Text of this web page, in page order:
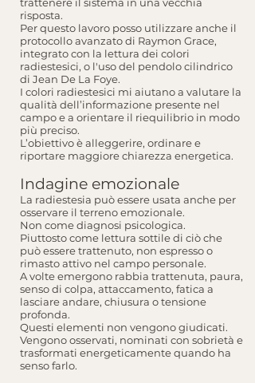
risposta.
Per questo lavoro posso utilizzare anche il
protocollo avanzato di Raymon Grace,
integrato con la lettura dei colori
radiestesici, o l'uso del pendolo cilindrico
di Jean De La Foye.
I colori radiestesici mi aiutano a valutare la
qualità dell’informazione presente nel
campo e a orientare il riequilibrio in modo
più preciso.
L’obiettivo è alleggerire, ordinare e
riportare maggiore chiarezza energetica.
Indagine emozionale
La radiestesia può essere usata anche per
osservare il terreno emozionale.
Non come diagnosi psicologica.
Piuttosto come lettura sottile di ciò che
può essere trattenuto, non espresso o
rimasto attivo nel campo personale.
A volte emergono rabbia trattenuta, paura,
senso di colpa, attaccamento, fatica a
lasciare andare, chiusura o tensione
profonda.
Questi elementi non vengono giudicati.
Vengono osservati, nominati con sobrietà e
trasformati energeticamente quando ha
senso farlo.